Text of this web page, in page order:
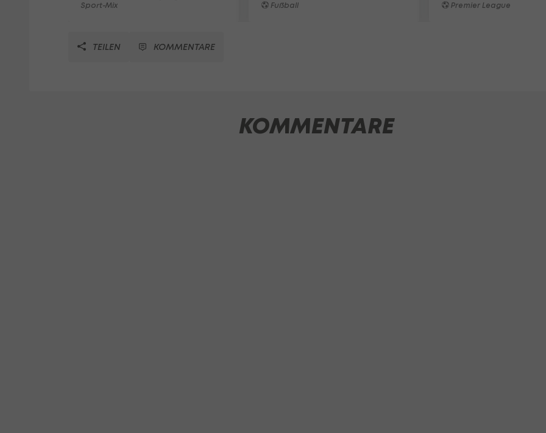
Sport-Mix Fußball Premier League
TEILEN KOMMENTARE
KOMMENTARE